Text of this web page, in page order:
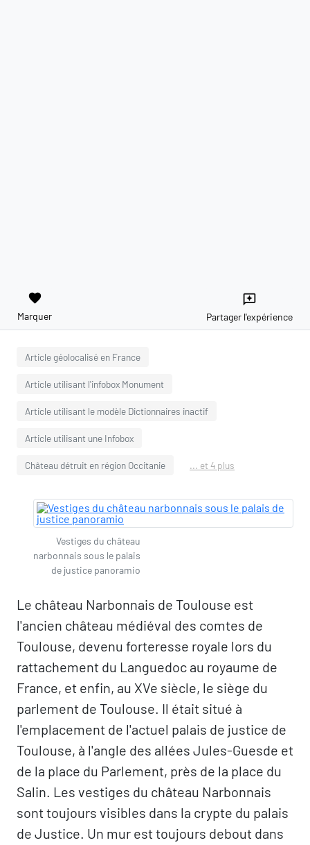
favorite
Marquer
reviews
Partager l'expérience
Article géolocalisé en France
Article utilisant l'infobox Monument
Article utilisant le modèle Dictionnaires inactif
Article utilisant une Infobox
Château détruit en région Occitanie ... et 4 plus
Vestiges du château
narbonnais sous le palais
de justice panoramio
Le château Narbonnais de Toulouse est
l'ancien château médiéval des comtes de
Toulouse, devenu forteresse royale lors du
rattachement du Languedoc au royaume de
France, et enfin, au XVe siècle, le siège du
parlement de Toulouse. Il était situé à
l'emplacement de l'actuel palais de justice de
Toulouse, à l'angle des allées Jules-Guesde et
de la place du Parlement, près de la place du
Salin. Les vestiges du château Narbonnais
sont toujours visibles dans la crypte du palais
de Justice. Un mur est toujours debout dans